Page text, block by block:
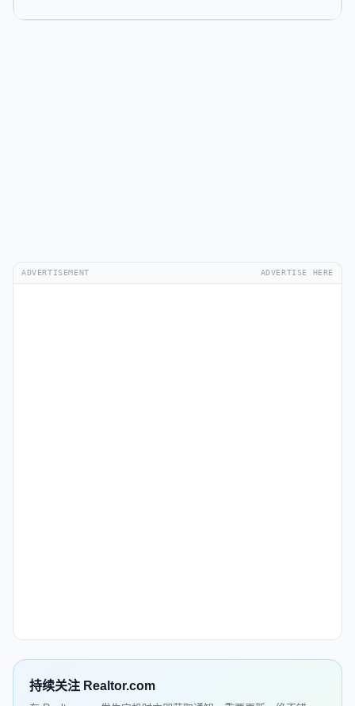
ADVERTISEMENT ADVERTISE HERE
持续关注 Realtor.com